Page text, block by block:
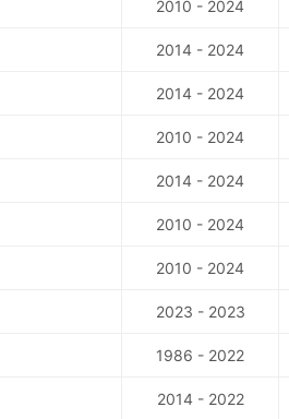
2010 - 2024
2014 - 2024
2014 - 2024
2010 - 2024
2014 - 2024
2010 - 2024
2010 - 2024
2023 - 2023
1986 - 2022
2014 - 2022